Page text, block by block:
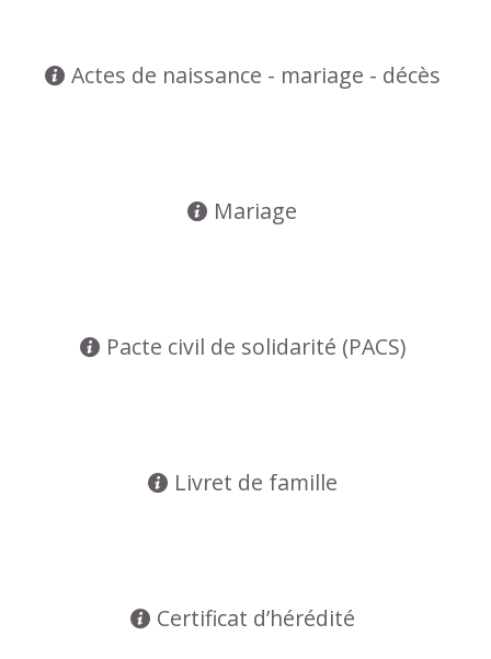
Actes de naissance - mariage - décès
Mariage
Pacte civil de solidarité (PACS)
Livret de famille
Certificat d’hérédité